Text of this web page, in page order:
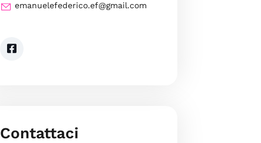
emanuelefederico.ef@gmail.com
Contattaci